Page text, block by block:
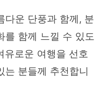
다운 단풍과 함께, 분
를 함께 느낄 수 있도
유로운 여행을 선호
는 분들께 추천합니